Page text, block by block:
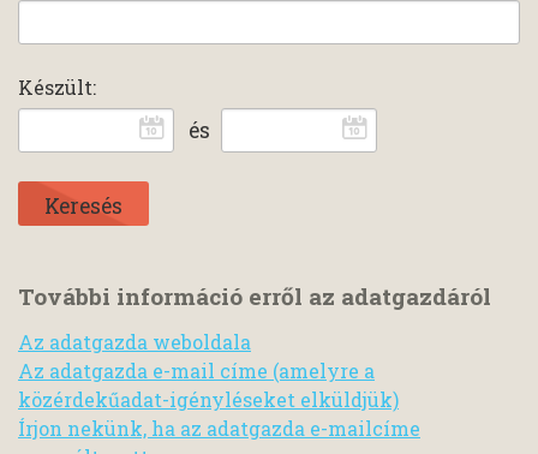
Készült:
és
További információ erről az adatgazdáról
Az adatgazda weboldala
Az adatgazda e-mail címe (amelyre a
közérdekűadat-igényléseket elküldjük)
Írjon nekünk, ha az adatgazda e-mailcíme